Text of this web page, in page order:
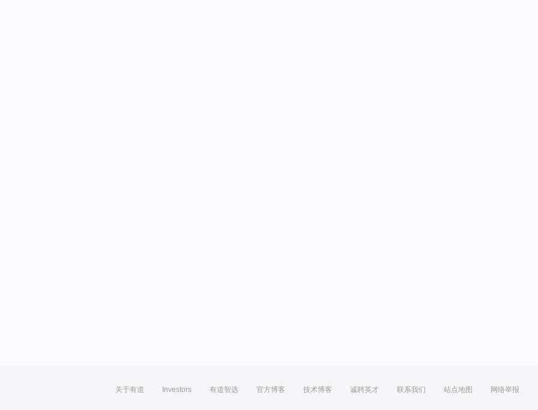
关于有道 Investors 有道智选 官方博客 技术博客 诚聘英才 联系我们 站点地图 网络举报